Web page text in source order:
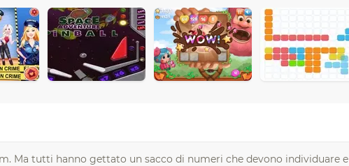
Ma tutti hanno gettato un sacco di numeri che devono individuare e